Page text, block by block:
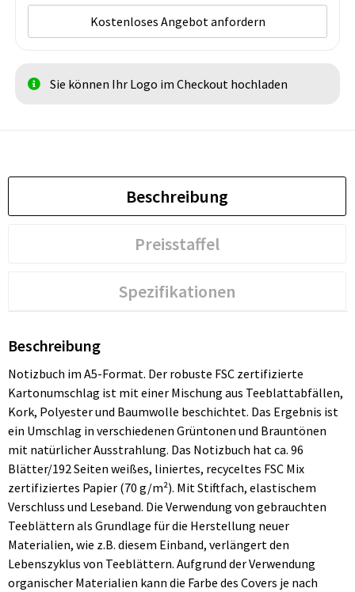
Kostenloses Angebot anfordern
Sie können Ihr Logo im Checkout hochladen
Beschreibung
Preisstaffel
Spezifikationen
Beschreibung
Notizbuch im A5-Format. Der robuste FSC zertifizierte
Kartonumschlag ist mit einer Mischung aus Teeblattabfällen,
Kork, Polyester und Baumwolle beschichtet. Das Ergebnis ist
ein Umschlag in verschiedenen Grüntonen und Brauntönen
mit natürlicher Ausstrahlung. Das Notizbuch hat ca. 96
Blätter/192 Seiten weißes, liniertes, recyceltes FSC Mix
zertifiziertes Papier (70 g/m²). Mit Stiftfach, elastischem
Verschluss und Leseband. Die Verwendung von gebrauchten
Teeblättern als Grundlage für die Herstellung neuer
Materialien, wie z.B. diesem Einband, verlängert den
Lebenszyklus von Teeblättern. Aufgrund der Verwendung
organischer Materialien kann die Farbe des Covers je nach